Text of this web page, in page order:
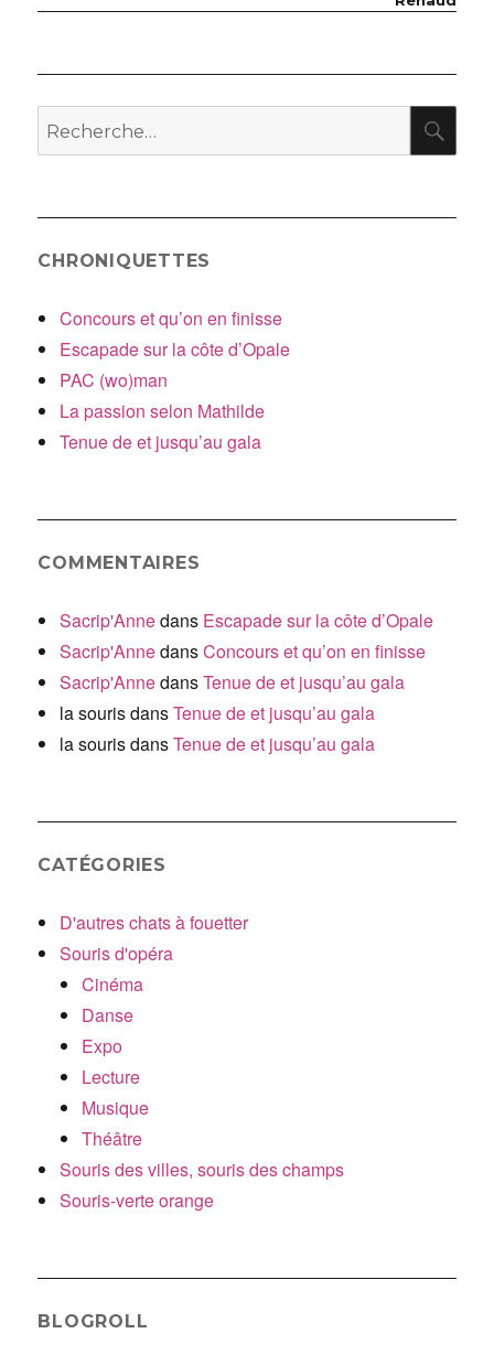
Recherche
pour
CHRONIQUETTES
Concours et qu’on en finisse
Escapade sur la côte d’Opale
PAC (wo)man
La passion selon Mathilde
Tenue de et jusqu’au gala
COMMENTAIRES
Sacrip'Annedans Escapade sur la côte d’Opale
Sacrip'AnnedansConcours et qu’on en finisse
Sacrip'AnnedansTenue de et jusqu’au gala
la sourisdansTenue de et jusqu’au gala
la sourisdansTenue de et jusqu’au gala
CATÉGORIES
D'autres chats à fouetter
Souris d'opéra
Cinéma
Danse
Expo
Lecture
Musique
Théâtre
Souris des villes, souris des champs
Souris-verte orange
BLOGROLL